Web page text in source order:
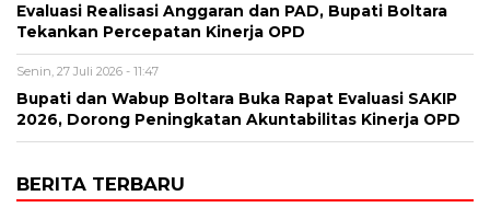
Evaluasi Realisasi Anggaran dan PAD, Bupati Boltara
Tekankan Percepatan Kinerja OPD
Senin, 27 Juli 2026 - 11:47
Bupati dan Wabup Boltara Buka Rapat Evaluasi SAKIP
2026, Dorong Peningkatan Akuntabilitas Kinerja OPD
BERITA TERBARU